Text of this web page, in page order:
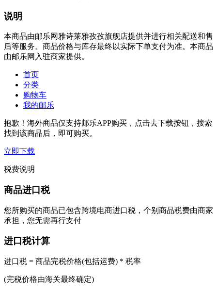
说明
本商品由邮乐网雅诗莱雅孜孜旗舰店提供并进行相关配送和售
后等服务。商品价格与库存最终以实际下单支付为准。本商品
由邮乐网入驻商家提供。
首页
分类
购物车
我的邮乐
抱歉！海外商品仅支持邮乐APP购买，点击去下载按钮，搜索
找到该商品后，即可购买。
立即下载
税费说明
商品进口税
您所购买的商品已包含跨境电商进口税，个别商品税费由商家
承担，您无需再行支付
进口税计算
进口税 = 商品完税价格(包括运费) * 税率
(完税价格由海关最终确定)